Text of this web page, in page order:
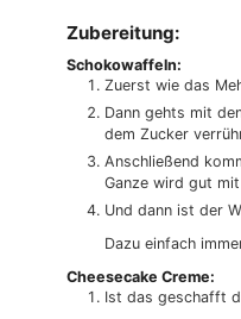
Zubereitung:
Schokowaffeln:
Zuerst wie das
Dann gehts mit
dem Zucker
Anschließend
Ganze wird gut
Und dann ist der
Dazu einfach
Cheesecake Creme:
Ist das geschafft